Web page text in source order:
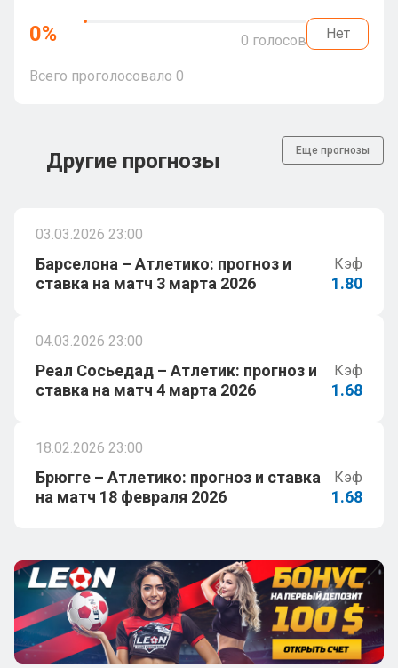
0% 0 голосов Нет
Всего проголосовало 0
Другие прогнозы Еще прогнозы
03.03.2026 23:00
Барселона – Атлетико: прогноз и
ставка на матч 3 марта 2026
Кэф
1.80
04.03.2026 23:00
Реал Сосьедад – Атлетик: прогноз и
ставка на матч 4 марта 2026
Кэф
1.68
18.02.2026 23:00
Брюгге – Атлетико: прогноз и ставка
на матч 18 февраля 2026
Кэф
1.68